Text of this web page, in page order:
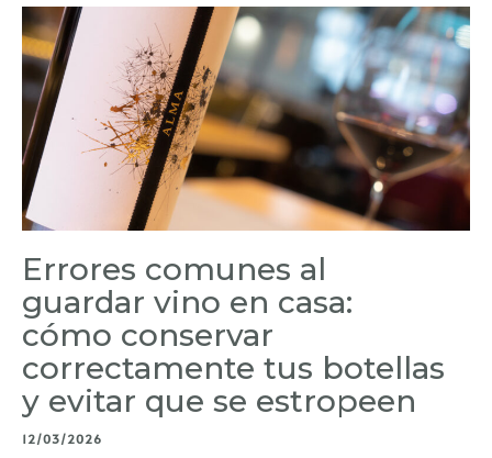
Errores comunes al
guardar vino en casa:
cómo conservar
correctamente tus botellas
y evitar que se estropeen
12/03/2026